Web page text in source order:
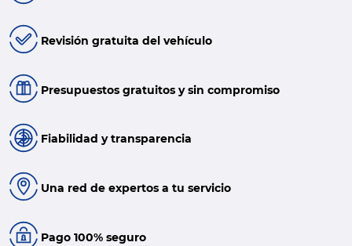
Revisión gratuita del vehículo
Presupuestos gratuitos y sin compromiso
Fiabilidad y transparencia
Una red de expertos a tu servicio
Pago 100% seguro